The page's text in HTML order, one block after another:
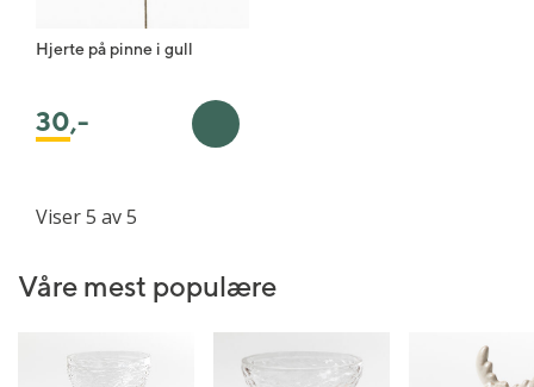
Hjerte på pinne i gull
30,- Legg i handlekurv
Viser 5 av 5
Våre mest populære